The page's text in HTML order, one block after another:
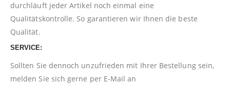
durchläuft jeder Artikel noch einmal eine
Qualitätskontrolle. So garantieren wir Ihnen die beste
Qualität.
SERVICE:
Sollten Sie dennoch unzufrieden mit Ihrer Bestellung sein,
melden Sie sich gerne per E-Mail an